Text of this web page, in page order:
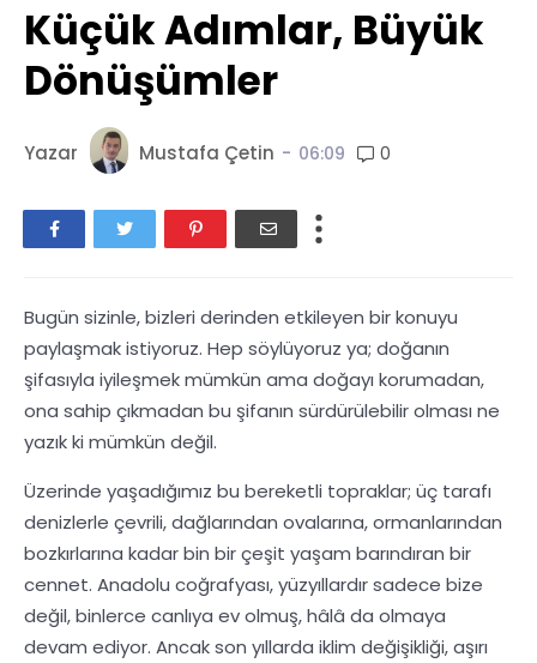
Küçük Adımlar, Büyük
Dönüşümler
Yazar Mustafa Çetin - 06:09 0
Bugün sizinle, bizleri derinden etkileyen bir konuyu
paylaşmak istiyoruz. Hep söylüyoruz ya; doğanın
şifasıyla iyileşmek mümkün ama doğayı korumadan,
ona sahip çıkmadan bu şifanın sürdürülebilir olması ne
yazık ki mümkün değil.
Üzerinde yaşadığımız bu bereketli topraklar; üç tarafı
denizlerle çevrili, dağlarından ovalarına, ormanlarından
bozkırlarına kadar bin bir çeşit yaşam barındıran bir
cennet. Anadolu coğrafyası, yüzyıllardır sadece bize
değil, binlerce canlıya ev olmuş, hâlâ da olmaya
devam ediyor. Ancak son yıllarda iklim değişikliği, aşırı